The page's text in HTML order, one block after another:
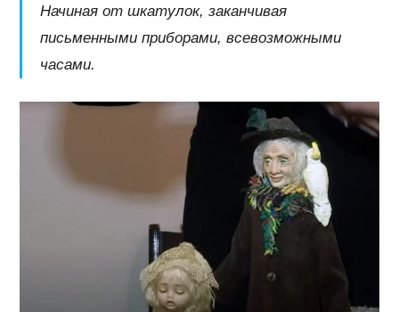
Начиная от шкатулок, заканчивая
письменными приборами, всевозможными
часами.